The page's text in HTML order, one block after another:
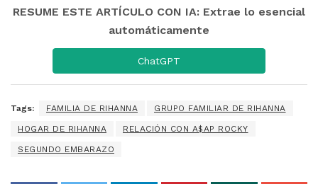
RESUME ESTE ARTÍCULO CON IA: Extrae lo esencial
automáticamente
ChatGPT
Tags: FAMILIA DE RIHANNA GRUPO FAMILIAR DE RIHANNA
HOGAR DE RIHANNA RELACIÓN CON A$AP ROCKY
SEGUNDO EMBARAZO